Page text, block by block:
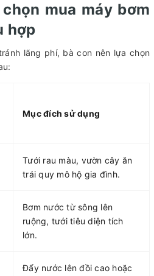
mua máy bơm
hợp
lãng phí, bà con nên lựa chọn
Mục đích sử dụng
Tưới rau màu, vườn cây ăn
trái quy mô hộ gia đình.
Bơm nước từ sông lên
ruộng, tưới tiêu diện tích
lớn.
Đẩy nước lên đồi cao hoặc